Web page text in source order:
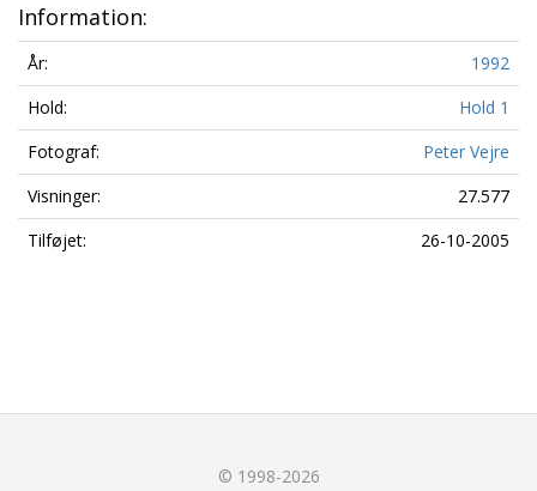
Information:
År:
1992
Hold:
Hold 1
Fotograf:
Peter Vejre
Visninger:
27.577
Tilføjet:
26-10-2005
© 1998-2026